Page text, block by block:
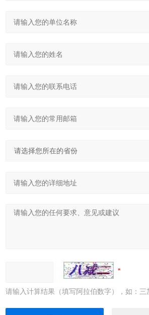
请输入计算结果（填写阿拉伯数字），如：三